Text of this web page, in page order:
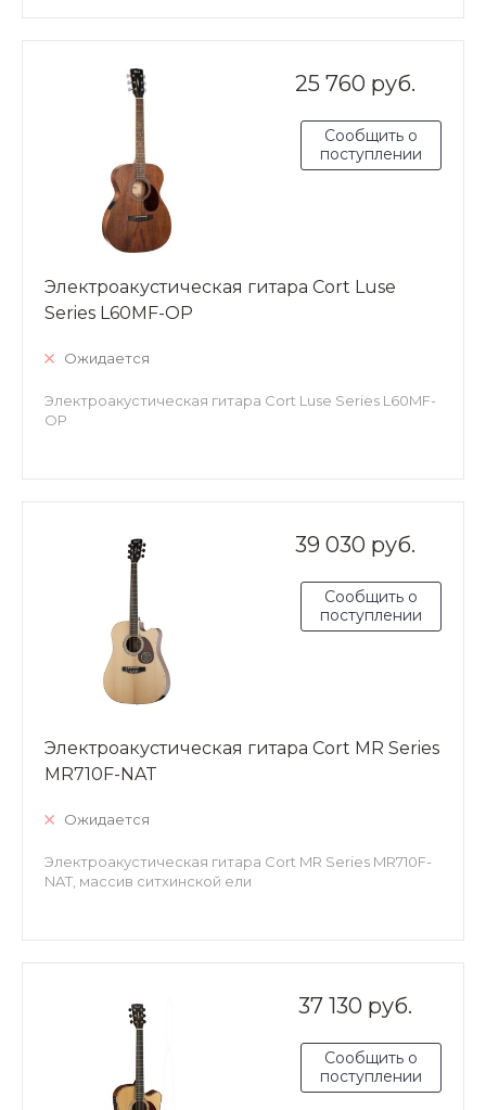
25 760 руб.
Сообщить о
поступлении
Электроакустическая гитара Cort Luse
Series L60MF-OP
Ожидается
Электроакустическая гитара Cort Luse Series L60MF-
OP
39 030 руб.
Сообщить о
поступлении
Электроакустическая гитара Cort MR Series
MR710F-NAT
Ожидается
Электроакустическая гитара Cort MR Series MR710F-
NAT, массив ситхинской ели
37 130 руб.
Сообщить о
поступлении